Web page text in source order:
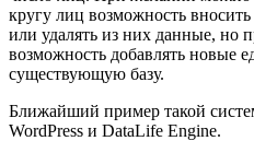
кругу лиц возможность
или удалять из них данные, но
возможность добавлять новые
существующую базу.
Ближайший пример такой
WordPress и DataLife Engine.